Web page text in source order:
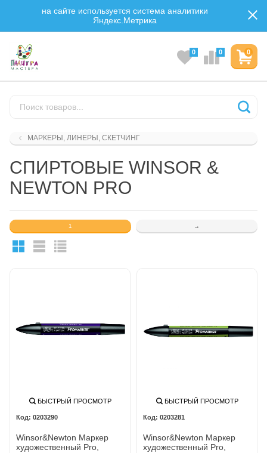
на сайте используется система аналитики
Яндекс.Метрика
0
0 0
МАРКЕРЫ, ЛИНЕРЫ, СКЕТЧИНГ
СПИРТОВЫЕ WINSOR &
NEWTON PRO
1 →
БЫСТРЫЙ ПРОСМОТР
0203290
Winsor&Newton Маркер
художественный Pro,
БЫСТРЫЙ ПРОСМОТР
0203281
Winsor&Newton Маркер
художественный Pro,